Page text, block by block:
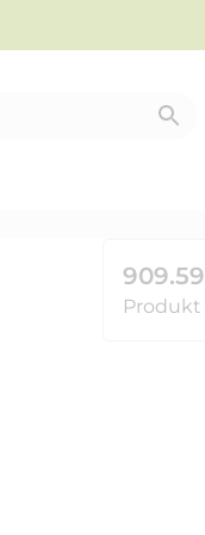
909.59